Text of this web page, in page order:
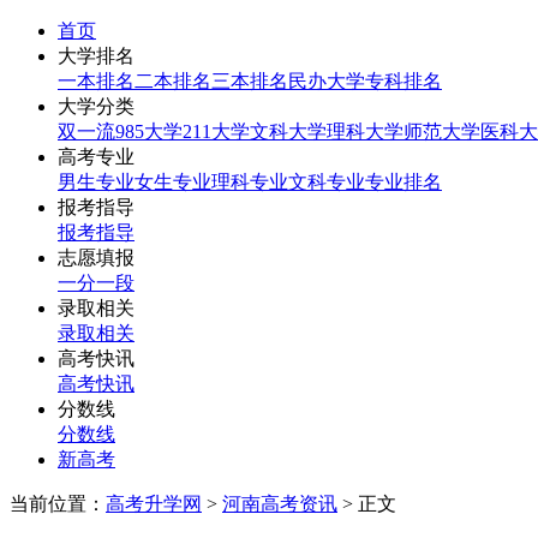
首页
大学排名
一本排名 二本排名三本排名 民办大学专科排名
大学分类
双一流985大学211大学文科大学理科大学师范大学医科
高考专业
男生专业女生专业理科专业文科专业专业排名
报考指导
报考指导
志愿填报
一分一段
录取相关
录取相关
高考快讯
高考快讯
分数线
分数线
新高考
当前位置： 高考升学网 > 河南高考资讯 > 正文